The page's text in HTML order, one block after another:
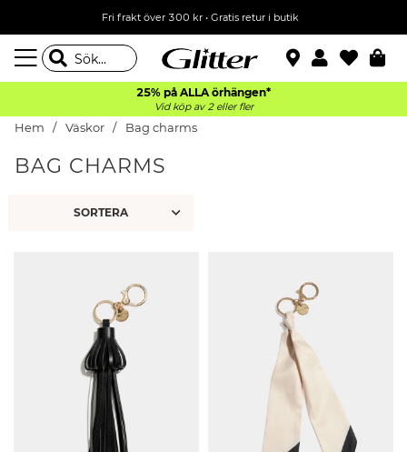
Fri frakt över 300 kr• Gratis retur i butik
25% på ALLA örhängen*
Vid köp av 2 eller fler
Hem Väskor Bag charms
BAG CHARMS